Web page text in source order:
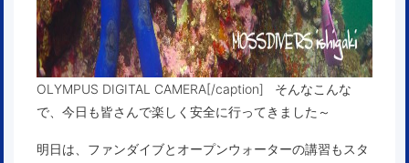
OLYMPUS DIGITAL CAMERA[/caption] そんなこんな
で、今日も皆さんで楽しく安全に行ってきました～
明日は、ファンダイブとオープンウォーターの講習もスタ